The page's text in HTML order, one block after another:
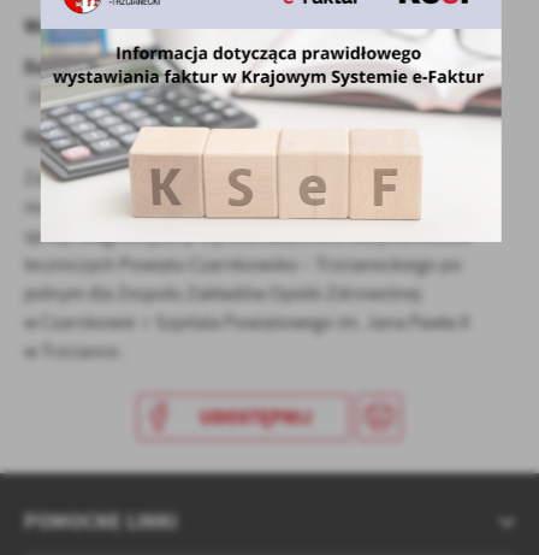
treści w postaci wiadomości, ofert, komunikatów mediów
społecznościowych.
Wartość dofinansowania:962 176,00 zł
Data podpisania umowy:03.12.2025 r. umowa nr
1809/1188/2025
Opis zadania:
Zakup dwóch ambulansów typu B wyposażonych w nosze
manualne i krzesło transportowe z płozami oraz mobilny
sprzęt diagnostyczny z przeznaczeniem dla podmiotów
leczniczych Powiatu Czarnkowsko – Trzcianeckiego po
jednym dla Zespołu Zakładów Opieki Zdrowotnej
w Czarnkowie i Szpitala Powiatowego im. Jana Pawła II
w Trzciance.
UDOSTĘPNIJ
POMOCNE LINKI